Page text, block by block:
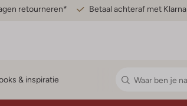
retourneren* Betaal achteraf met Klarna
& inspiratie